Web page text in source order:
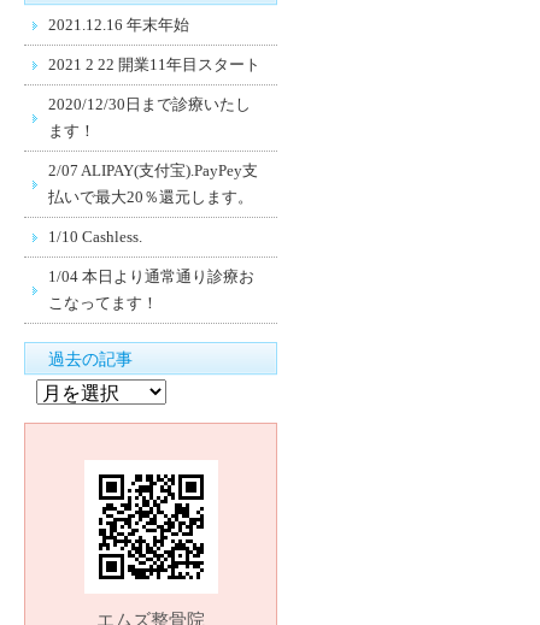
2021.12.16 年末年始
2021 2 22 開業11年目スタート
2020/12/30日まで診療いたし
ます！
2/07 ALIPAY(支付宝).PayPey支
払いで最大20％還元します。
1/10 Cashless.
1/04 本日より通常通り診療お
こなってます！
過去の記事
去
エムズ整骨院